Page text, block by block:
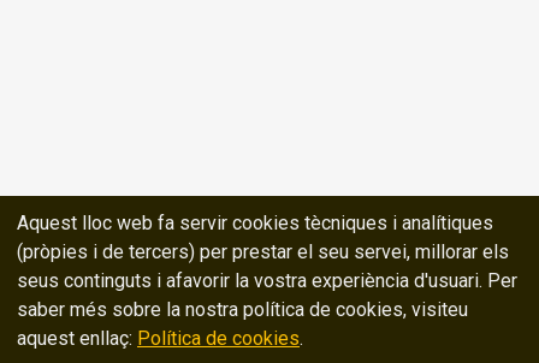
Aquest lloc web fa servir cookies tècniques i analítiques
(pròpies i de tercers) per prestar el seu servei, millorar els
seus continguts i afavorir la vostra experiència d'usuari. Per
saber més sobre la nostra política de cookies, visiteu
aquest enllaç: Política de cookies.